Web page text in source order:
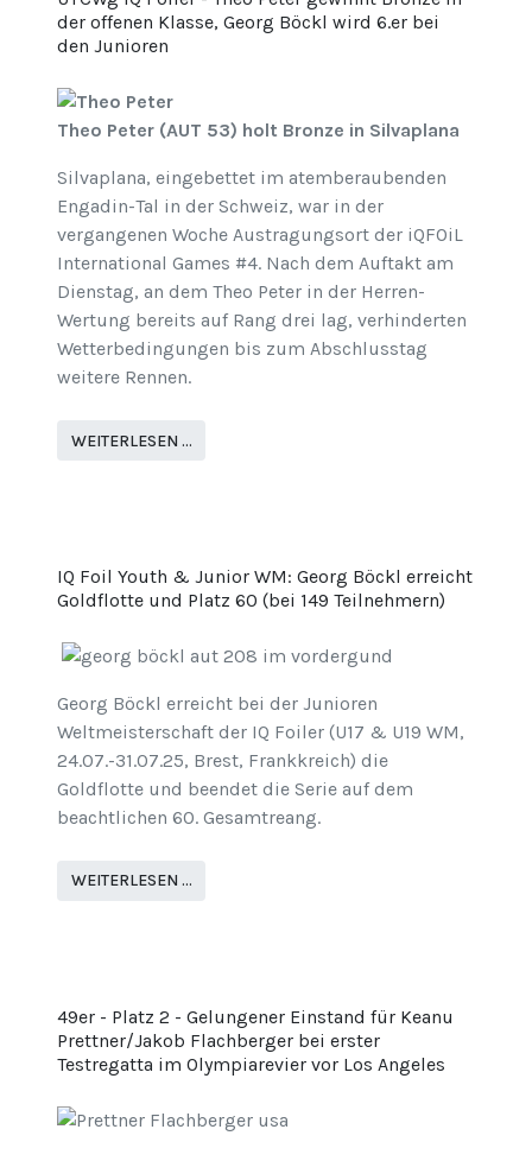
der offenen Klasse, Georg Böckl wird 6.er bei
den Junioren
Theo Peter (AUT 53) holt Bronze in Silvaplana
Silvaplana, eingebettet im atemberaubenden
Engadin-Tal in der Schweiz, war in der
vergangenen Woche Austragungsort der iQFOiL
International Games #4. Nach dem Auftakt am
Dienstag, an dem Theo Peter in der Herren-
Wertung bereits auf Rang drei lag, verhinderten
Wetterbedingungen bis zum Abschlusstag
weitere Rennen.
WEITERLESEN …
IQ Foil Youth & Junior WM: Georg Böckl erreicht
Goldflotte und Platz 60 (bei 149 Teilnehmern)
Georg Böckl erreicht bei der Junioren
Weltmeisterschaft der IQ Foiler (U17 & U19 WM,
24.07.-31.07.25, Brest, Frankkreich) die
Goldflotte und beendet die Serie auf dem
beachtlichen 60. Gesamtreang.
WEITERLESEN …
49er - Platz 2 - Gelungener Einstand für Keanu
Prettner/Jakob Flachberger bei erster
Testregatta im Olympiarevier vor Los Angeles